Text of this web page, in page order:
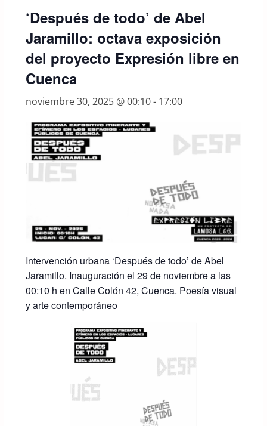
‘Después de todo’ de Abel
Jaramillo: octava exposición
del proyecto Expresión libre en
Cuenca
noviembre 30, 2025 @ 00:10- 17:00
Intervención urbana ‘Después de todo’ de Abel
Jaramillo. Inauguración el 29 de noviembre a las
00:10 h en Calle Colón 42, Cuenca. Poesía visual
y arte contemporáneo